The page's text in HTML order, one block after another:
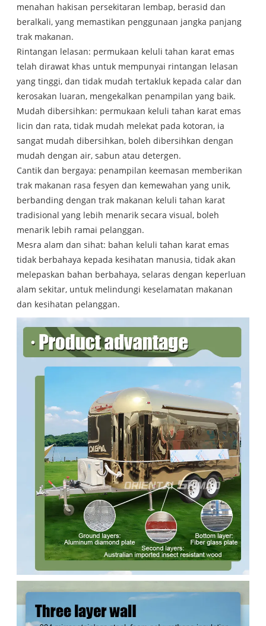
menahan hakisan persekitaran lembap, berasid dan
beralkali, yang memastikan penggunaan jangka panjang
trak makanan.
Rintangan lelasan: permukaan keluli tahan karat emas
telah dirawat khas untuk mempunyai rintangan lelasan
yang tinggi, dan tidak mudah tertakluk kepada calar dan
kerosakan luaran, mengekalkan penampilan yang baik.
Mudah dibersihkan: permukaan keluli tahan karat emas
licin dan rata, tidak mudah melekat pada kotoran, ia
sangat mudah dibersihkan, boleh dibersihkan dengan
mudah dengan air, sabun atau detergen.
Cantik dan bergaya: penampilan keemasan memberikan
trak makanan rasa fesyen dan kemewahan yang unik,
berbanding dengan trak makanan keluli tahan karat
tradisional yang lebih menarik secara visual, boleh
menarik lebih ramai pelanggan.
Mesra alam dan sihat: bahan keluli tahan karat emas
tidak berbahaya kepada kesihatan manusia, tidak akan
melepaskan bahan berbahaya, selaras dengan keperluan
alam sekitar, untuk melindungi keselamatan makanan
dan kesihatan pelanggan.